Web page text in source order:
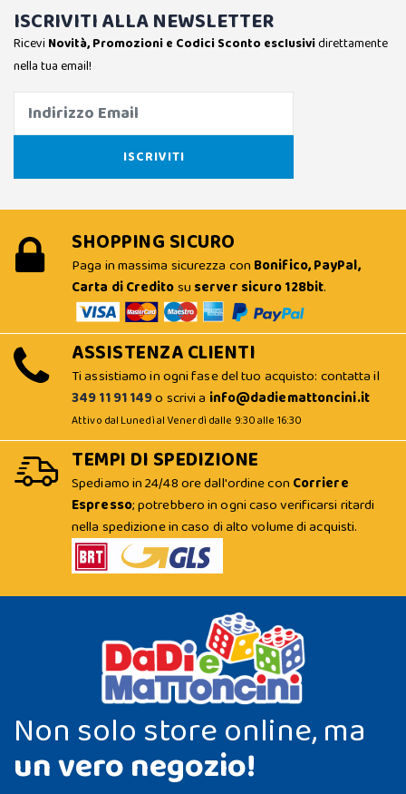
ISCRIVITI ALLA NEWSLETTER
Ricevi Novità, Promozioni e Codici Sconto esclusividirettamente
nella tua email!
SHOPPING SICURO
Paga in massima sicurezza con Bonifico, PayPal,
Carta di Creditosu server sicuro 128bit.
ASSISTENZA CLIENTI
Ti assistiamo in ogni fase del tuo acquisto: contatta il
349 11 91 149o scrivi a info@dadiemattoncini.it
Attivo dal Lunedì al Venerdì dalle 9:30 alle 16:30
TEMPI DI SPEDIZIONE
Spediamo in 24/48 ore dall'ordine con Corriere
Espresso; potrebbero in ogni caso verificarsi ritardi
nella spedizione in caso di alto volume di acquisti.
Non solo store online, ma
un vero negozio!